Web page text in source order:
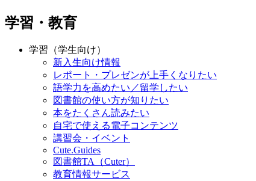
学習・教育
学習（学生向け）
新入生向け情報
レポート・プレゼンが上手くなりたい
語学力を高めたい／留学したい
図書館の使い方が知りたい
本をたくさん読みたい
自宅で使える電子コンテンツ
講習会・イベント
Cute.Guides
図書館TA（Cuter）
教育情報サービス